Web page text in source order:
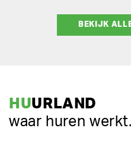
BEKIJK
HUURLAND
waar huren werkt.